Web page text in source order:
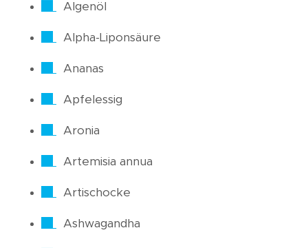
Algenöl
Alpha-Liponsäure
Ananas
Apfelessig
Aronia
Artemisia annua
Artischocke
Ashwagandha